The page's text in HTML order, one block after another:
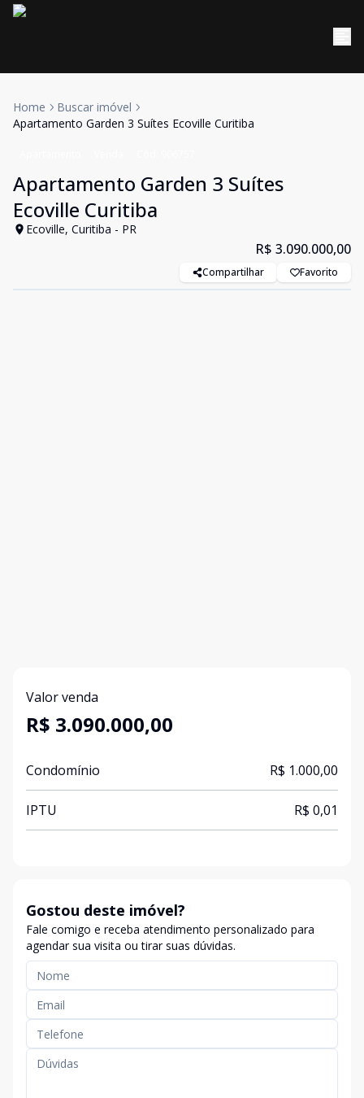
Home
Buscar imóvel
Apartamento Garden 3 Suítes Ecoville Curitiba
Apartamento Garden 3 Suítes
Ecoville Curitiba
Ecoville, Curitiba - PR
R$ 3.090.000,00
Compartilhar Favorito
Valor venda
R$ 3.090.000,00
Condomínio R$ 1.000,00
IPTU R$ 0,01
Gostou deste imóvel?
Fale comigo e receba atendimento personalizado para
agendar sua visita ou tirar suas dúvidas.